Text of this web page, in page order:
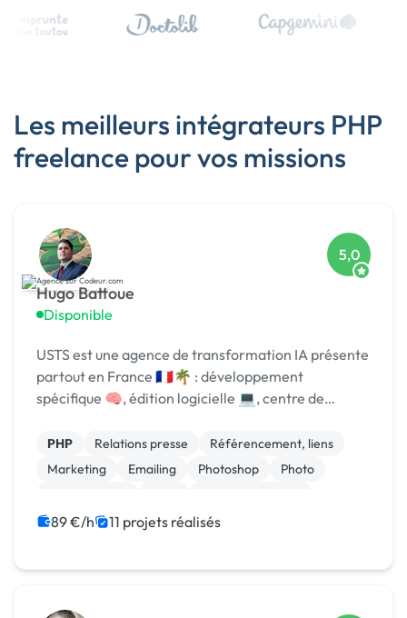
Les meilleurs intégrateurs PHP
freelance pour vos missions
Hugo Battoue
Disponible
5,0
USTS est une agence de transformation IA présente
partout en France 🇫🇷🌴 : développement
spécifique 🧠, édition logicielle 💻, centre de
MASQUÉE] 🏆 !
PHP Relations presse
Référencement, liens
Marketing
Emailing Photoshop
Photo
89 €/h 11 projets réalisés